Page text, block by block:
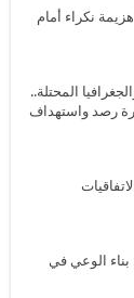
نكراء أمام
المحتلة..
رصد واستهداف
بناء الوعي في